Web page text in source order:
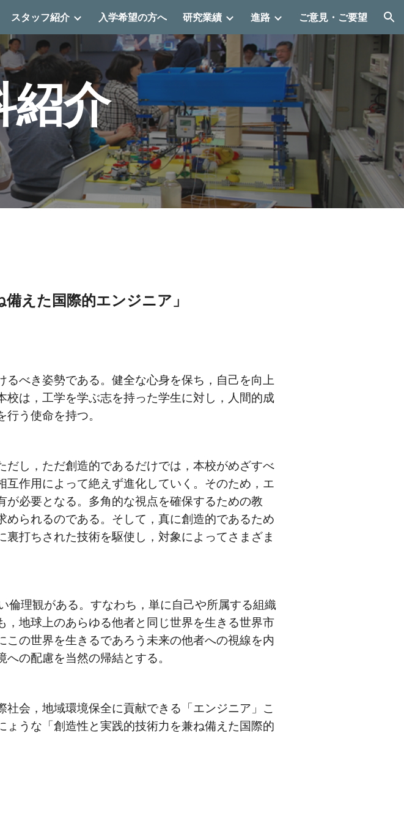
Skip to navigation
スタッフ紹介 入学希望の方へ 研究業績 進路 ご意見・ご要望
紹介
備えた国際的エンジニア」
べき姿勢である。健全な心身を保ち，自己を向上
は，工学を学ぶ志を持った学生に対し，人間的成
う使命を持つ。
し，ただ創造的であるだけでは，本校がめざすべ
作用によって絶えず進化していく。そのため，エ
必要となる。多角的な視点を確保するための教
られるのである。そして，真に創造的であるため
打ちされた技術を駆使し，対象によってさまざま
理観がある。すなわち，単に自己や所属する組織
地球上のあらゆる他者と同じ世界を生きる世界市
の世界を生きるであろう未来の他者への視線を内
の配慮を当然の帰結とする。
会，地域環境保全に貢献できる「エンジニア」こ
うな「創造性と実践的技術力を兼ね備えた国際的